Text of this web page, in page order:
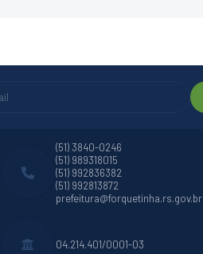
(51) 3840-0246
(51) 989318015
(51) 992836382
(51) 992813872
prefeitura@forquetinha.rs.gov.br
04.214.401/0001-03